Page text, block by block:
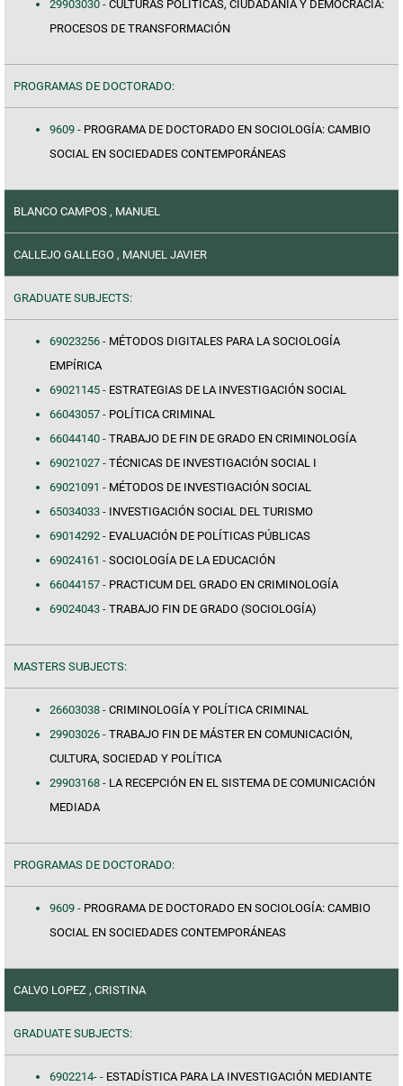
29903030 - CULTURAS POLÍTICAS, CIUDADANÍA Y DEMOCRACIA:
PROCESOS DE TRANSFORMACIÓN
PROGRAMAS DE DOCTORADO:
9609 - PROGRAMA DE DOCTORADO EN SOCIOLOGÍA: CAMBIO
SOCIAL EN SOCIEDADES CONTEMPORÁNEAS
BLANCO CAMPOS , MANUEL
CALLEJO GALLEGO , MANUEL JAVIER
GRADUATE SUBJECTS:
69023256 - MÉTODOS DIGITALES PARA LA SOCIOLOGÍA
EMPÍRICA
69021145 - ESTRATEGIAS DE LA INVESTIGACIÓN SOCIAL
66043057 - POLÍTICA CRIMINAL
66044140 - TRABAJO DE FIN DE GRADO EN CRIMINOLOGÍA
69021027 - TÉCNICAS DE INVESTIGACIÓN SOCIAL I
69021091 - MÉTODOS DE INVESTIGACIÓN SOCIAL
65034033 - INVESTIGACIÓN SOCIAL DEL TURISMO
69014292 - EVALUACIÓN DE POLÍTICAS PÚBLICAS
69024161 - SOCIOLOGÍA DE LA EDUCACIÓN
66044157 - PRACTICUM DEL GRADO EN CRIMINOLOGÍA
69024043 - TRABAJO FIN DE GRADO (SOCIOLOGÍA)
MASTERS SUBJECTS:
26603038 - CRIMINOLOGÍA Y POLÍTICA CRIMINAL
29903026 - TRABAJO FIN DE MÁSTER EN COMUNICACIÓN,
CULTURA, SOCIEDAD Y POLÍTICA
29903168 - LA RECEPCIÓN EN EL SISTEMA DE COMUNICACIÓN
MEDIADA
PROGRAMAS DE DOCTORADO:
9609 - PROGRAMA DE DOCTORADO EN SOCIOLOGÍA: CAMBIO
SOCIAL EN SOCIEDADES CONTEMPORÁNEAS
CALVO LOPEZ , CRISTINA
GRADUATE SUBJECTS:
6902214- - ESTADÍSTICA PARA LA INVESTIGACIÓN MEDIANTE